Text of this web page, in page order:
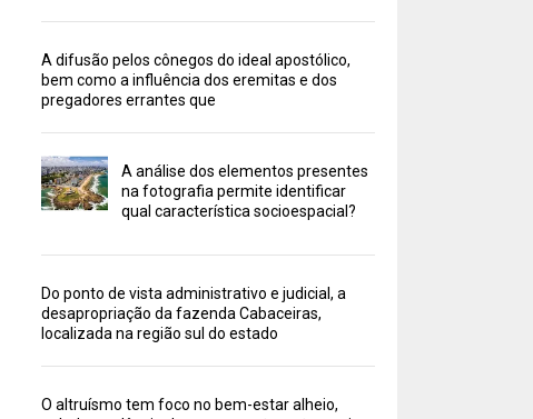
A difusão pelos cônegos do ideal apostólico,
bem como a influência dos eremitas e dos
pregadores errantes que
A análise dos elementos presentes
na fotografia permite identificar
qual característica socioespacial?
Do ponto de vista administrativo e judicial, a
desapropriação da fazenda Cabaceiras,
localizada na região sul do estado
O altruísmo tem foco no bem-estar alheio,